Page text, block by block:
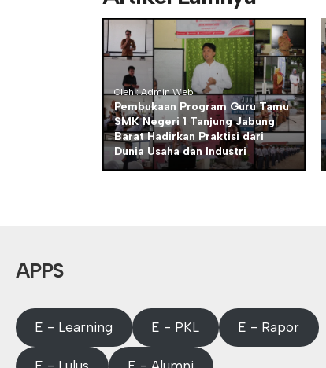
Oleh : Admin Web
Pembukaan Program Guru Tamu
SMK Negeri 1 Tanjung Jabung
Barat Hadirkan Praktisi dari
Dunia Usaha dan Industri
APPS
E - Learning E - PKL E - Rapor